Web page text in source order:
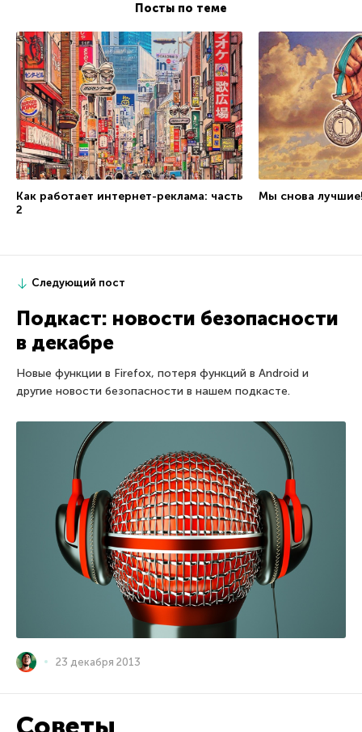
Посты по теме
Как работает интернет-реклама: часть
2
Мы снова
Следующий пост
Подкаст: новости безопасности
в декабре
Новые функции в Firefox, потеря функций в Android и
другие новости безопасности в нашем подкасте.
23 декабря 2013